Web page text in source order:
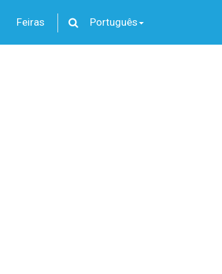
Feiras Português